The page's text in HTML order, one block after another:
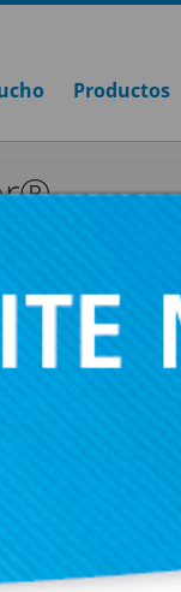
Productos
2 +